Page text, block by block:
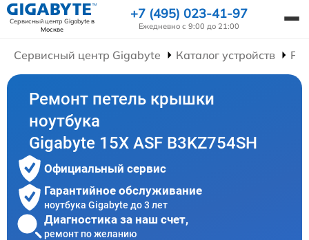
Сервисный центр Gigabyteв
Москве
+7 (495) 023-41-97
Ежедневно с 9:00 до 21:00
Сервисный центр Gigabyte Каталог устройств
Ремонт петель крышки
ноутбука
Gigabyte 15X ASF B3KZ754SH
Официальный сервис
Гарантийное обслуживание
ноутбука Gigabyte до 3 лет
Диагностика за наш счет,
ремонт по желанию